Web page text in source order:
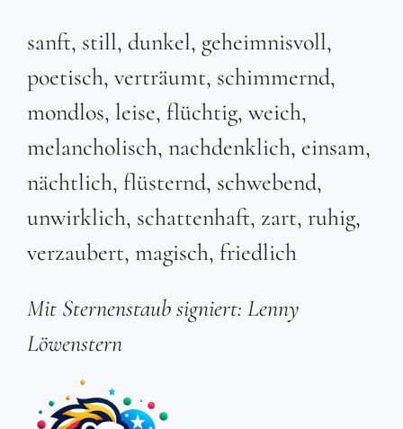
sanft, still, dunkel, geheimnisvoll,
poetisch, verträumt, schimmernd,
mondlos, leise, flüchtig, weich,
melancholisch, nachdenklich, einsam,
nächtlich, flüsternd, schwebend,
unwirklich, schattenhaft, zart, ruhig,
verzaubert, magisch, friedlich
Mit Sternenstaub signiert: Lenny
Löwenstern